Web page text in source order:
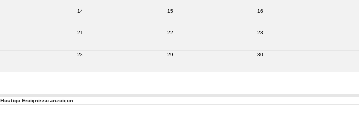
14 15 16
21 22 23
28 29 30
Heutige Ereignisse anzeigen